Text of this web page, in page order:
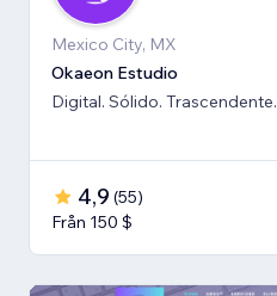
Mexico City, MX
Okaeon Estudio
Digital. Sólido. Trascendente.
4,9 (55)
Från 150 $